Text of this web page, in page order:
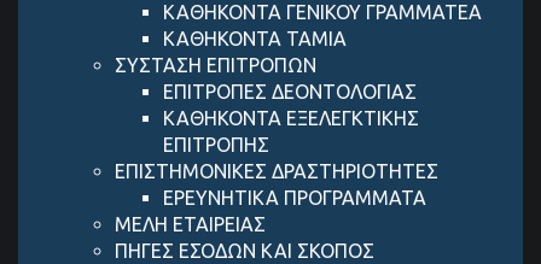
ΚΑΘΗΚΟΝΤΑ ΓΕΝΙΚΟΥ ΓΡΑΜΜΑΤΕΑ
ΚΑΘΗΚΟΝΤΑ ΤΑΜΙΑ
ΣΥΣΤΑΣΗ ΕΠΙΤΡΟΠΩΝ
ΕΠΙΤΡΟΠΕΣ ΔΕΟΝΤΟΛΟΓΙΑΣ
ΚΑΘΗΚΟΝΤΑ ΕΞΕΛΕΓΚΤΙΚΗΣ
ΕΠΙΤΡΟΠΗΣ
ΕΠΙΣΤΗΜΟΝΙΚΕΣ ΔΡΑΣΤΗΡΙΟΤΗΤΕΣ
ΕΡΕΥΝΗΤΙΚΑ ΠΡΟΓΡΑΜΜΑΤΑ
ΜΕΛΗ ΕΤΑΙΡΕΙΑΣ
ΠΗΓΕΣ ΕΣΟΔΩΝ ΚΑΙ ΣΚΟΠΟΣ